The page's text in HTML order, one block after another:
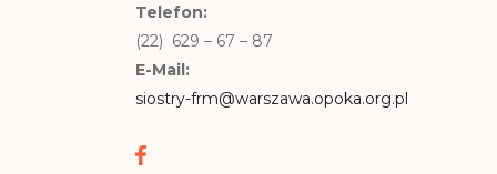
Telefon:
(22) 629 – 67 – 87
E-Mail:
siostry-frm@warszawa.opoka.org.pl